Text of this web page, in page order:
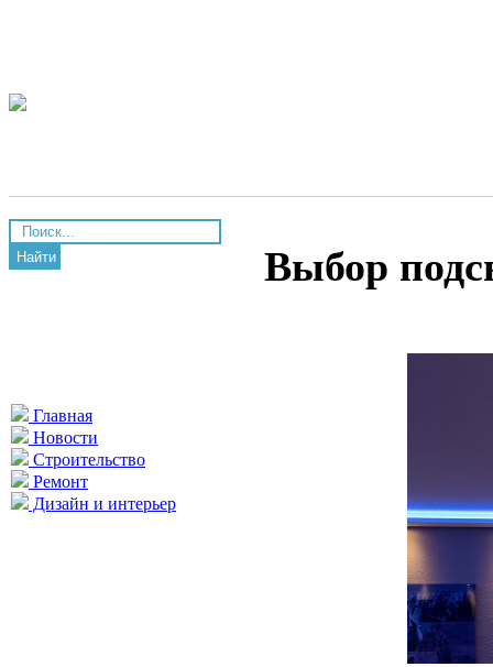
Найти
Главная
Новости
Строительство
Ремонт
Дизайн и интерьер
Выбор